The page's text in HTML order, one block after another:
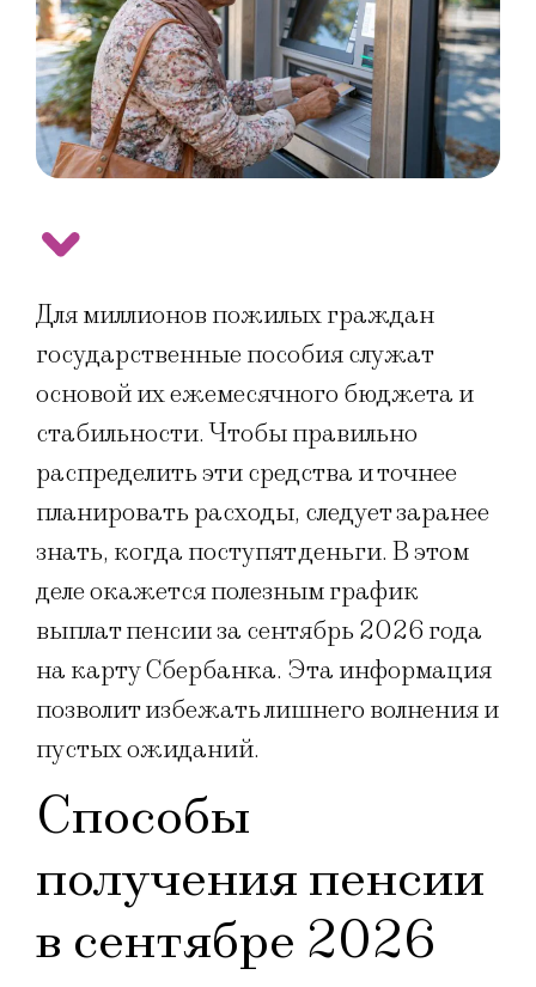
Для миллионов пожилых граждан
государственные пособия служат
основой их ежемесячного бюджета и
стабильности. Чтобы правильно
распределить эти средства и точнее
планировать расходы, следует заранее
знать, когда поступят деньги. В этом
деле окажется полезным график
выплат пенсии за сентябрь 2026 года
на карту Сбербанка. Эта информация
позволит избежать лишнего волнения и
пустых ожиданий.
Способы
получения пенсии
в сентябре 2026